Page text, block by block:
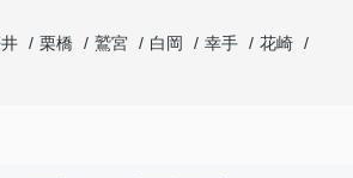
栗橋 鷲宮 白岡 幸手
花崎